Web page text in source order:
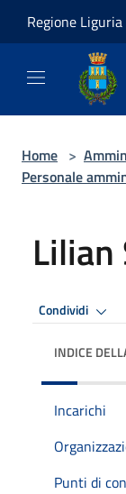
Regione Liguria
Home >
Personale
Lilian
Condividi
INDICE
Incarichi
Punti di